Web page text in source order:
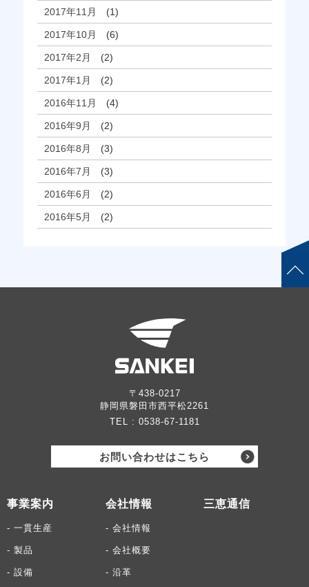
2017年11月 (1)
2017年10月 (6)
2017年2月 (2)
2017年1月 (2)
2016年11月 (4)
2016年9月 (2)
2016年8月 (3)
2016年7月 (3)
2016年6月 (2)
2016年5月 (2)
事業案内
- 一貫生産
- 製品
- 設備
会社情報
- 会社情報
- 会社概要
- 沿革
三恵通信
〒438-0217
静岡県磐田市西平松2261
TEL : 0538-67-1181
お問い合わせはこちら